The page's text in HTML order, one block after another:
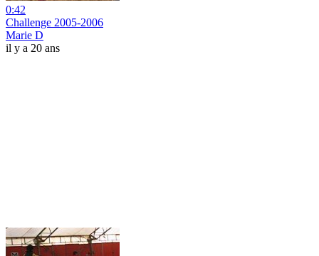
0:42
Challenge 2005-2006
Marie D
il y a 20 ans